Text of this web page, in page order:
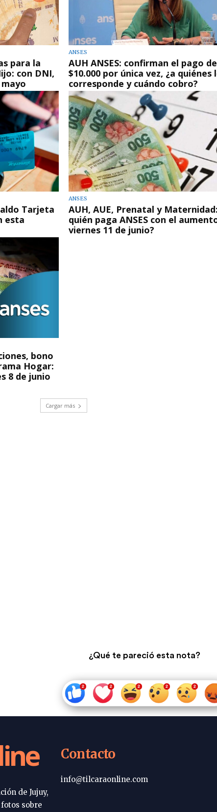
para la
con DNI,
ANSES
AUH ANSES: confirman el pago de
$10.000 por única vez, ¿a quiénes
corresponde y cuándo cobro?
Tarjeta
esta
ANSES
AUH, AUE, Prenatal y
quién paga ANSES con el
viernes 11 de junio?
bono
Hogar:
8 de junio
Cargar más
¿Qué te pareció esta nota?
de Jujuy,
sobre
Contacto
info@tilcaraonline.com